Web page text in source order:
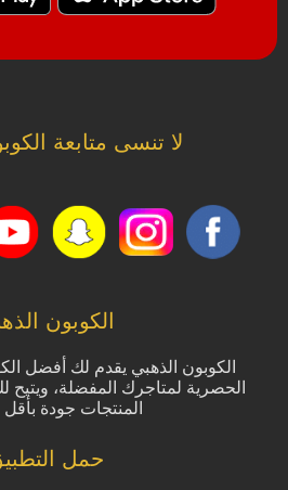
لا تنسى متابعة
الكوبون
الكوبون الذهبي يقدم لك أفضل
الحصرية لمتاجرك المفضلة،
المنتجات جودة بأقل
حمل